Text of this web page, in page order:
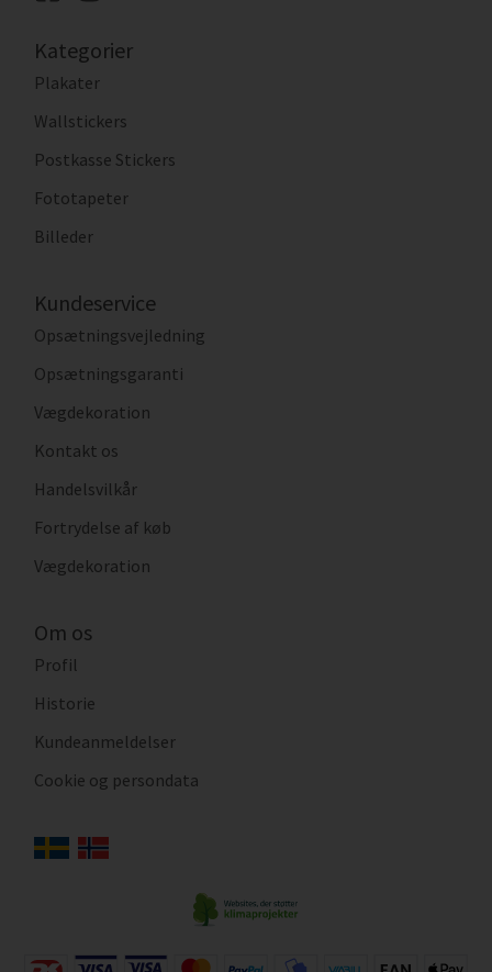
Kategorier
Plakater
Wallstickers
Postkasse Stickers
Fototapeter
Billeder
Kundeservice
Opsætningsvejledning
Opsætningsgaranti
Vægdekoration
Kontakt os
Handelsvilkår
Fortrydelse af køb
Vægdekoration
Om os
Profil
Historie
Kundeanmeldelser
Cookie og persondata